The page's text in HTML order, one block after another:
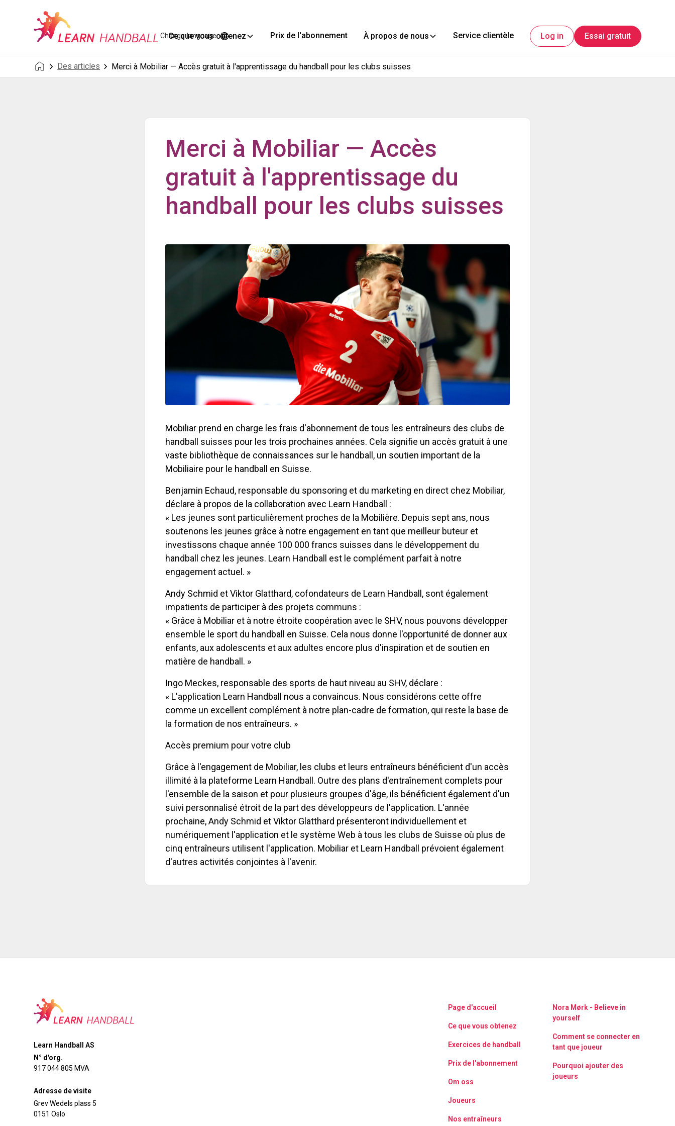
Ce que vous obtenez Prix de l'abonnement À propos de nous Service clientèle
Change language Log in Essai gratuit
Des articles Merci à Mobiliar — Accès gratuit à l'apprentissage du handball pour les clubs suisses
Merci à Mobiliar — Accès
gratuit à l'apprentissage du
handball pour les clubs suisses
Mobiliar prend en charge les frais d'abonnement de tous les entraîneurs des clubs de
handball suisses pour les trois prochaines années. Cela signifie un accès gratuit à une
vaste bibliothèque de connaissances sur le handball, un soutien important de la
Mobiliaire pour le handball en Suisse.
Benjamin Echaud, responsable du sponsoring et du marketing en direct chez Mobiliar,
déclare à propos de la collaboration avec Learn Handball :
« Les jeunes sont particulièrement proches de la Mobilière. Depuis sept ans, nous
soutenons les jeunes grâce à notre engagement en tant que meilleur buteur et
investissons chaque année 100 000 francs suisses dans le développement du
handball chez les jeunes. Learn Handball est le complément parfait à notre
engagement actuel. »
Andy Schmid et Viktor Glatthard, cofondateurs de Learn Handball, sont également
impatients de participer à des projets communs :
« Grâce à Mobiliar et à notre étroite coopération avec le SHV, nous pouvons développer
ensemble le sport du handball en Suisse. Cela nous donne l'opportunité de donner aux
enfants, aux adolescents et aux adultes encore plus d'inspiration et de soutien en
matière de handball. »
Ingo Meckes, responsable des sports de haut niveau au SHV, déclare :
« L'application Learn Handball nous a convaincus. Nous considérons cette offre
comme un excellent complément à notre plan-cadre de formation, qui reste la base de
la formation de nos entraîneurs. »
Accès premium pour votre club
Grâce à l'engagement de Mobiliar, les clubs et leurs entraîneurs bénéficient d'un accès
illimité à la plateforme Learn Handball. Outre des plans d'entraînement complets pour
l'ensemble de la saison et pour plusieurs groupes d'âge, ils bénéficient également d'un
suivi personnalisé étroit de la part des développeurs de l'application. L'année
prochaine, Andy Schmid et Viktor Glatthard présenteront individuellement et
numériquement l'application et le système Web à tous les clubs de Suisse où plus de
cinq entraîneurs utilisent l'application. Mobiliar et Learn Handball prévoient également
d'autres activités conjointes à l'avenir.
Learn Handball AS
N° d'org.
917 044 805 MVA
Adresse de visite
Grev Wedels plass 5
0151 Oslo
Page d'accueil
Ce que vous obtenez
Exercices de handball
Prix de l'abonnement
Om oss
Joueurs
Nos entraîneurs
Nora Mørk - Believe in
yourself
Comment se connecter en
tant que joueur
Pourquoi ajouter des
joueurs